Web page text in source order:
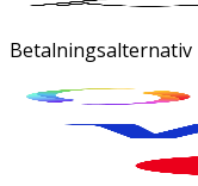
Betalningsalternativ